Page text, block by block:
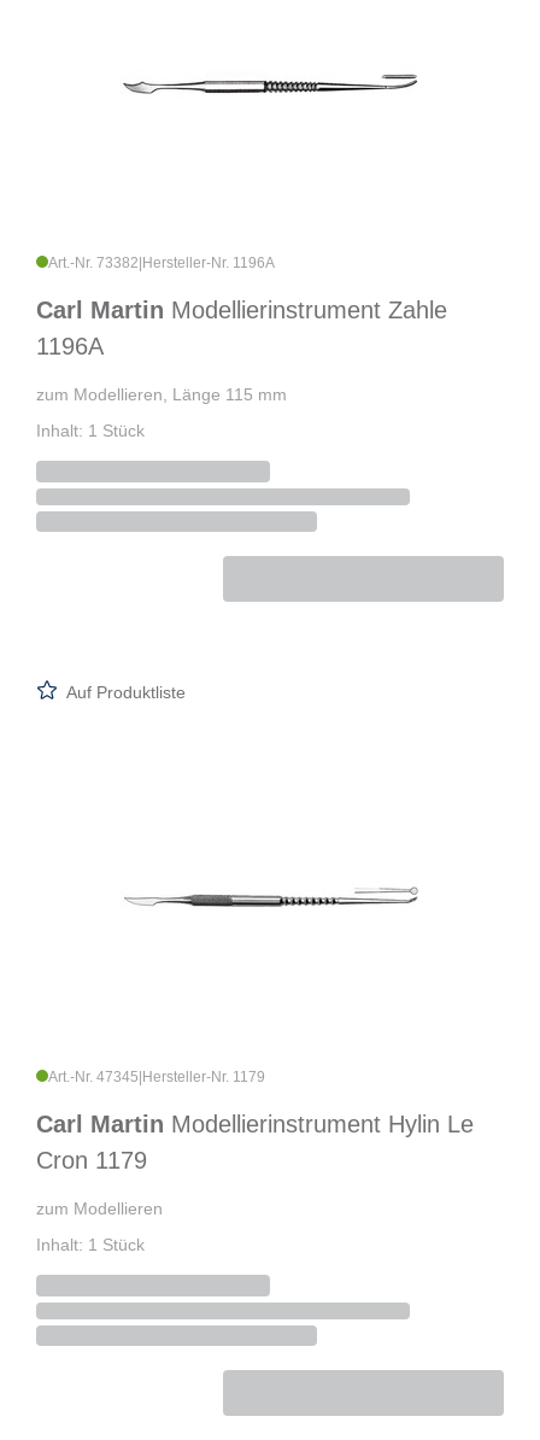
Art.-Nr. 73382 Hersteller-Nr. 1196A
Carl Martin Modellierinstrument Zahle
1196A
zum Modellieren, Länge 115 mm
Inhalt: 1 Stück
Auf Produktliste
Art.-Nr. 47345 Hersteller-Nr. 1179
Carl Martin Modellierinstrument Hylin Le
Cron 1179
zum Modellieren
Inhalt: 1 Stück